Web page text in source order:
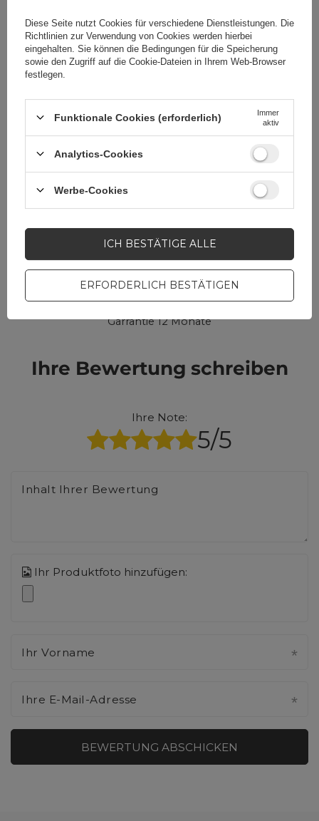
Verpackungsbreite in
Zentimetern
10
Brauchen Sie Hilfe? Haben Sie
Fragen?
umgehend antworten
andere veröffentlichen.
STELLE EINE FRAGE
Garrantie 12 Monate
Ihre Bewertung schreiben
Ihre Note:
5/5
Inhalt Ihrer Bewertung
Ihr Produktfoto hinzufügen:
Ihr Vorname
Ihre E-Mail-Adresse
BEWERTUNG ABSCHICKEN
Diese Seite nutzt Cookies für verschiedene Dienstleistungen. Die
Richtlinien zur Verwendung von Cookies werden hierbei
eingehalten. Sie können die Bedingungen für die Speicherung
sowie den Zugriff auf die Cookie-Dateien in Ihrem Web-Browser
festlegen.
Funktionale Cookies (erforderlich)
Immer
aktiv
Analytics-Cookies
Werbe-Cookies
ERFORDERLICH BESTÄTIGEN
ICH BESTÄTIGE ALLE